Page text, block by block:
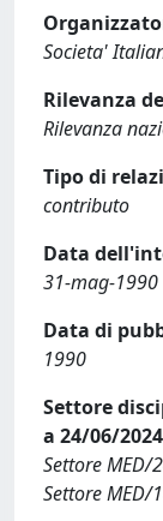
Societa'
Rilevanza
Rilevanza
Tipo di
contributo
Data
31-mag-1990
Data di
1990
Settore
a 24/06/
Settore MED/
Settore MED/